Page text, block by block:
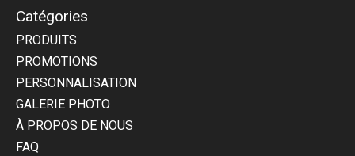
Catégories
PRODUITS
PROMOTIONS
PERSONNALISATION
GALERIE PHOTO
À PROPOS DE NOUS
FAQ